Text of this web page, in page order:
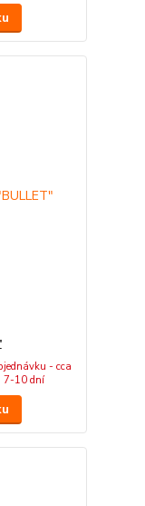
- cca
7-10 dní